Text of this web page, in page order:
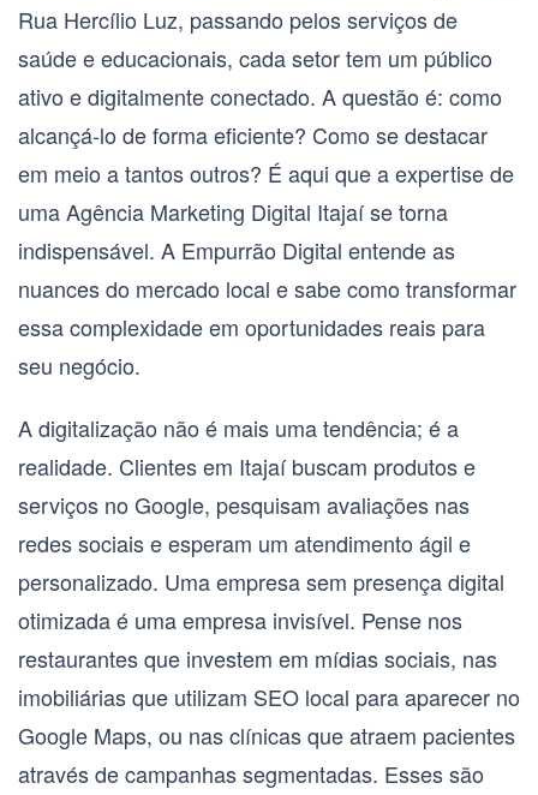
Rua Hercílio Luz, passando pelos serviços de
saúde e educacionais, cada setor tem um público
ativo e digitalmente conectado. A questão é: como
alcançá-lo de forma eficiente? Como se destacar
em meio a tantos outros? É aqui que a expertise de
umaAgência Marketing Digital Itajaíse torna
indispensável. A Empurrão Digital entende as
nuances do mercado local e sabe como transformar
essa complexidade em oportunidades reais para
seu negócio.
A digitalização não é mais uma tendência; é a
realidade. Clientes em Itajaí buscam produtos e
serviços no Google, pesquisam avaliações nas
redes sociais e esperam um atendimento ágil e
personalizado. Uma empresa sem presença digital
otimizada é uma empresa invisível. Pense nos
restaurantes que investem em mídias sociais, nas
imobiliárias que utilizam SEO local para aparecer no
Google Maps, ou nas clínicas que atraem pacientes
através de campanhas segmentadas. Esses são